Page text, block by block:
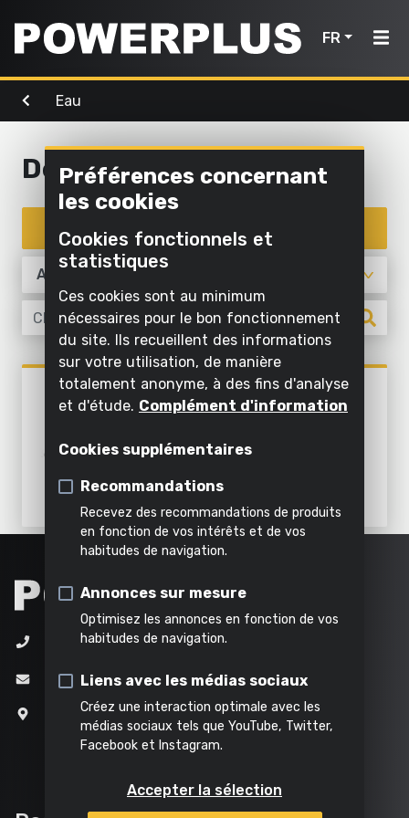
FR
Outils de
bricolage
Visser et
Scier et
raccourcir
Poncer
Meuler
Nettoyer à
bricolage
jardinage
Nettoyer
à
l'extérieur
Tondre et
tailler
Scier
Travailler
l'herbe et
le sol
Émietter
Tous les
outils de
jardinage
éclairage
& eau
l'air
Pomper
Éclairer
Décoller
inclus
dans
cette
catégorie
Eau
Accueil
Produits
de
bricolage
Outils
de
jardinage
Tous
produits
Mon
Powerplus
Enregistrer
Décoller
Enregistrer un appareil
Eau
Nettoyer à l'eau
Pomper
POWX3410
VAPORISATEUR DE PAPIER
+32 (0)3 292 92 92
info@varo.com
Joseph Van Instraat 9
2500 Lier
Préférences concernant
les cookies
Cookies fonctionnels et
statistiques
Ces cookies sont au minimum
nécessaires pour le bon fonctionnement
du site. Ils recueillent des informations
sur votre utilisation, de manière
totalement anonyme, à des fins d'analyse
et d'étude. Complément d'information
Cookies supplémentaires
Recommandations
Recevez des recommandations de produits
en fonction de vos intérêts et de vos
habitudes de navigation.
Annonces sur mesure
Optimisez les annonces en fonction de vos
habitudes de navigation.
Liens avec les médias sociaux
Créez une interaction optimale avec les
médias sociaux tels que YouTube, Twitter,
Facebook et Instagram.
Accepter la sélection